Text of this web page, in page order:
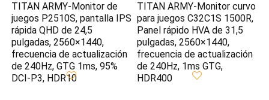
TITAN ARMY-Monitor de
juegos P2510S, pantalla IPS
rápida QHD de 24,5
pulgadas, 2560×1440,
frecuencia de actualización
de 240Hz, GTG 1ms, 95%
DCI-P3, HDR10
TITAN ARMY-Monitor curvo
para juegos C32C1S 1500R,
Panel rápido HVA de 31,5
pulgadas, 2560×1440,
frecuencia de actualización
de 240Hz, 1ms GTG,
HDR400